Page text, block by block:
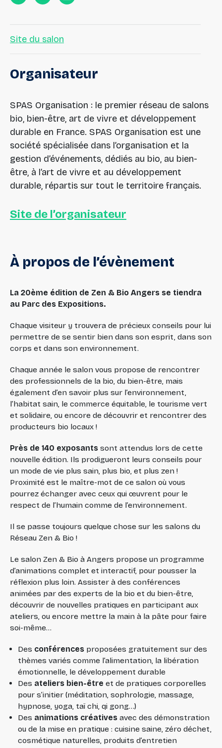
Site du salon
Organisateur
SPAS Organisation : le premier réseau de salons
bio, bien-être, art de vivre et développement
durable en France. SPAS Organisation est une
société spécialisée dans l’organisation et la
gestion d’événements, dédiés au bio, au bien-
être, à l’art de vivre et au développement
durable, répartis sur tout le territoire français.
Site de l’organisateur
À propos de l’évènement
La 20ème édition de Zen & Bio Angers se tiendra
au Parc des Expositions.
Chaque visiteur y trouvera de précieux conseils pour lui
permettre de se sentir bien dans son esprit, dans son
corps et dans son environnement.
Chaque année le salon vous propose de rencontrer
des professionnels de la bio, du bien-être, mais
également d’en savoir plus sur l’environnement,
l’habitat sain, le commerce équitable, le tourisme vert
et solidaire, ou encore de découvrir et rencontrer des
producteurs bio locaux !
Près de 140 exposants sont attendus lors de cette
nouvelle édition. Ils prodigueront leurs conseils pour
un mode de vie plus sain, plus bio, et plus zen !
Proximité est le maître-mot de ce salon où vous
pourrez échanger avec ceux qui œuvrent pour le
respect de l’humain comme de l’environnement.
Il se passe toujours quelque chose sur les salons du
Réseau Zen & Bio !
Le salon Zen & Bio à Angers propose un programme
d’animations complet et interactif, pour pousser la
réflexion plus loin. Assister à des conférences
animées par des experts de la bio et du bien-être,
découvrir de nouvelles pratiques en participant aux
ateliers, ou encore mettre la main à la pâte pour faire
soi-même…
Des conférences proposées gratuitement sur des
thèmes variés comme l’alimentation, la libération
émotionnelle, le développement durable
Des ateliers bien-être et de pratiques corporelles
pour s’initier (méditation, sophrologie, massage,
hypnose, yoga, taï chi, qi gong…)
Des animations créatives avec des démonstration
ou de la mise en pratique : cuisine saine, zéro déchet,
cosmétique naturelles, produits d’entretien